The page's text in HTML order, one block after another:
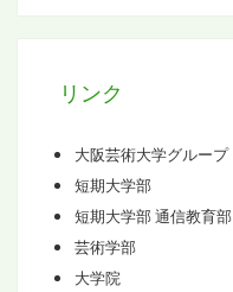
リンク
大阪芸術大学グループ
短期大学部
短期大学部 通信教育部
芸術学部
大学院